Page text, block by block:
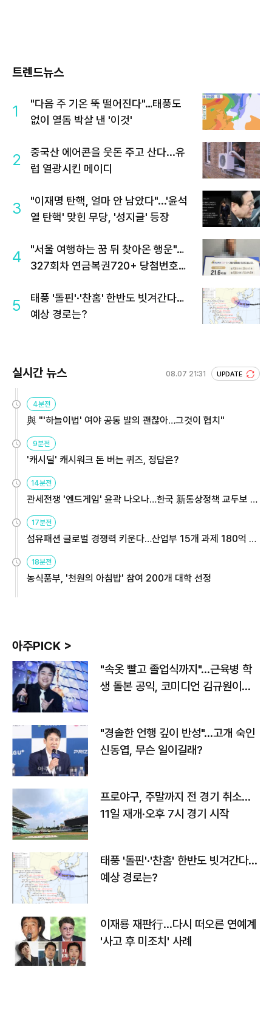
트렌드뉴스
1
"다음 주 기온 뚝 떨어진다"…태풍도
없이 열돔 박살 낸 '이것'
2
중국산 에어콘을 웃돈 주고 산다...유
럽 열광시킨 메이디
3
"이재명 탄핵, 얼마 안 남았다"...'윤석
열 탄핵' 맞힌 무당, '성지글' 등장
4
"서울 여행하는 꿈 뒤 찾아온 행운"…
327회차 연금복권720+ 당첨번호조
5
태풍 '돌핀'·'찬홈' 한반도 빗겨간다…
예상 경로는?
실시간 뉴스 08.07 21:31 UPDATE
4분전
與 "'하늘이법' 여야 공동 발의 괜찮아…그것이 협치"
9분전
'캐시딜' 캐시워크 돈 버는 퀴즈, 정답은?
14분전
관세전쟁 '엔드게임' 윤곽 나오나…한국 新통상정책 교두보 활
용해야
17분전
섬유패션 글로벌 경쟁력 키운다…산업부 15개 과제 180억 지
원
18분전
농식품부, '천원의 아침밥' 참여 200개 대학 선정
아주PICK >
"속옷 빨고 졸업식까지"…근육병 학
생 돌본 공익, 코미디언 김규원이었
"경솔한 언행 깊이 반성"…고개 숙인
신동엽, 무슨 일이길래?
프로야구, 주말까지 전 경기 취소…
11일 재개·오후 7시 경기 시작
태풍 '돌핀'·'찬홈' 한반도 빗겨간다…
예상 경로는?
이재룡 재판行…다시 떠오른 연예계
'사고 후 미조치' 사례